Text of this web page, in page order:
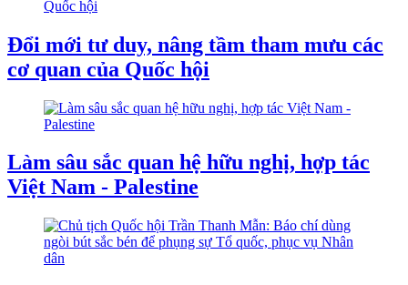
Đổi mới tư duy, nâng tầm tham mưu các
cơ quan của Quốc hội
Làm sâu sắc quan hệ hữu nghị, hợp tác
Việt Nam - Palestine